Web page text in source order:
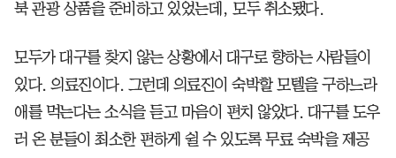
북 관광 상품을 준비하고 있었는데, 모두 취소됐다.
모두가 대구를 찾지 않는 상황에서 대구로 향하는 사람들이
있다. 의료진이다. 그런데 의료진이 숙박할 모텔을 구하느라
애를 먹는다는 소식을 듣고 마음이 편치 않았다. 대구를 도우
러 온 분들이 최소한 편하게 쉴 수 있도록 무료 숙박을 제공